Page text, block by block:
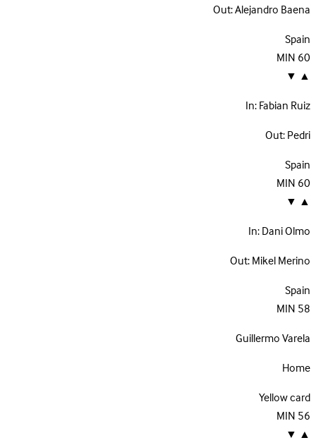
Out:Alejandro Baena
Spain
60
MIN
▲
▼
In:Fabian Ruiz
Out:Pedri
Spain
60
MIN
▲
▼
In:Dani Olmo
Out:Mikel Merino
Spain
58
MIN
Guillermo Varela
Home
Yellow card
56
MIN
▲
▼